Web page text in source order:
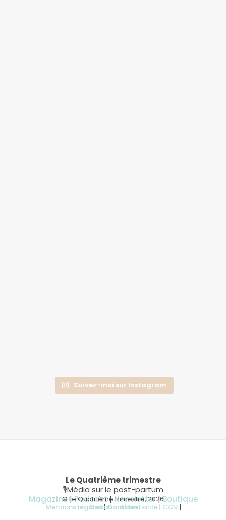
Suivez-moi sur Instagram
Le Quatrième trimestre
🎙Média sur le post-partum
Magazine|Podcast|Newsletter|Boutique
© Le Quatrième trimestre, 2026
Mentions légales|Confidentialité| CGV|
Collaboration